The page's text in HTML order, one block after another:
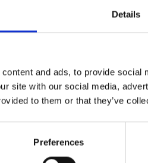
Details
and ads, to provide
site with our social media,
to them or that they’ve
Preferences
nejvetsi-rodinne-firmy-2025/
#RepubblicaCeca